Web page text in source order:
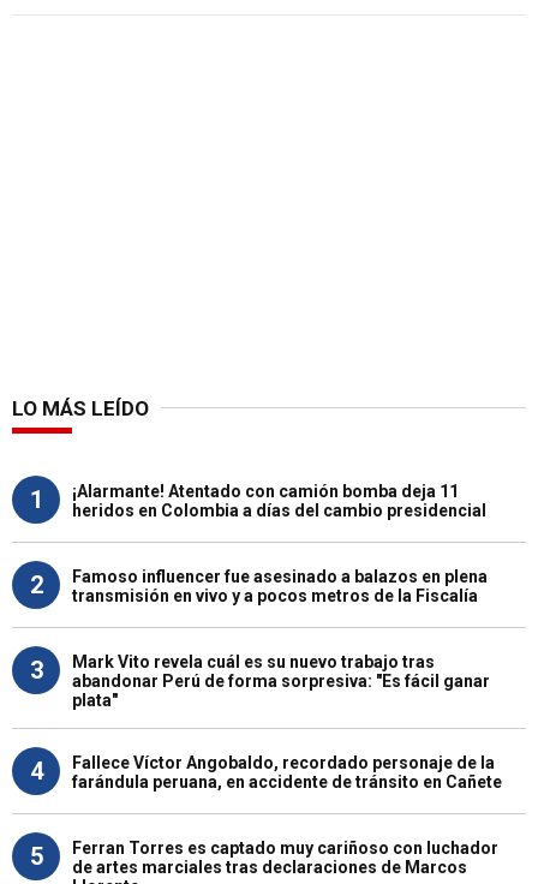
LO MÁS LEÍDO
1
¡Alarmante! Atentado con camión bomba deja 11
heridos en Colombia a días del cambio presidencial
2
Famoso influencer fue asesinado a balazos en plena
transmisión en vivo y a pocos metros de la Fiscalía
3
Mark Vito revela cuál es su nuevo trabajo tras
abandonar Perú de forma sorpresiva: "Es fácil ganar
plata"
4
Fallece Víctor Angobaldo, recordado personaje de la
farándula peruana, en accidente de tránsito en Cañete
5
Ferran Torres es captado muy cariñoso con luchador
de artes marciales tras declaraciones de Marcos